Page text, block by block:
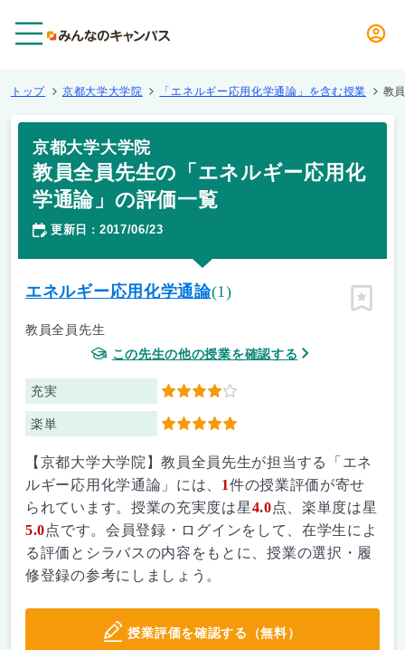
トップ 京都大学大学院 「エネルギー応用化学通論」を含む授業 教
京都大学大学院
教員全員先生の「エネルギー応用化
学通論」の評価一覧
更新日 ： 2017/06/23
エネルギー応用化学通論(1)
教員全員先生
この先生の他の授業を確認する
充実 4
楽単 5
ピン留
【京都大学大学院】教員全員先生が担当する「エネ
ルギー応用化学通論」には、 1件の授業評価が寄せ
られています。授業の充実度は星4.0点、楽単度は星
5.0点です。会員登録・ログインをして、在学生によ
る評価とシラバスの内容をもとに、授業の選択・履
修登録の参考にしましょう。
授業評価を確認する（無料）